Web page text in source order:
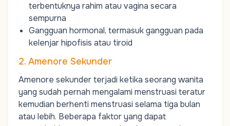
terbentuknya rahim atau vagina secara
sempurna
Gangguan hormonal, termasuk gangguan pada
kelenjar hipofisis atau tiroid
2. Amenore Sekunder
Amenore sekunderterjadi ketika seorang wanita
yang sudah pernah mengalami menstruasi teratur
kemudian berhenti menstruasi selama tiga bulan
atau lebih. Beberapa faktor yang dapat